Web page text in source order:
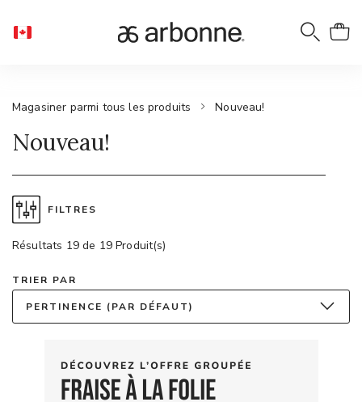
Magasiner parmi tous les produits Nouveau!
Nouveau!
FILTRES
Résultats 19 de 19 Produit(s)
TRIER PAR
PERTINENCE (PAR DÉFAUT)